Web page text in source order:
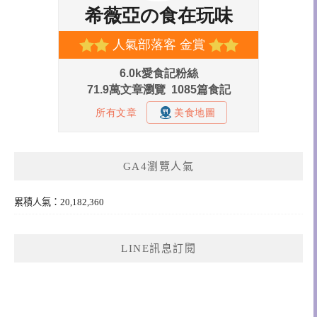
GA4瀏覽人氣
累積人氣：20,182,360
LINE訊息訂閱